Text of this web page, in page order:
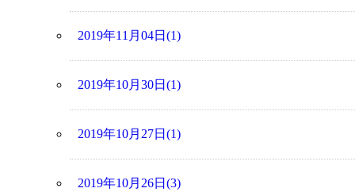
2019年11月04日(1)
2019年10月30日(1)
2019年10月27日(1)
2019年10月26日(3)